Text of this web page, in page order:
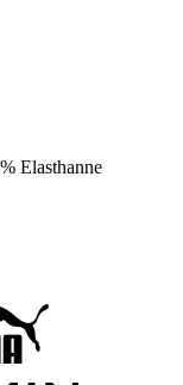
Elasthanne